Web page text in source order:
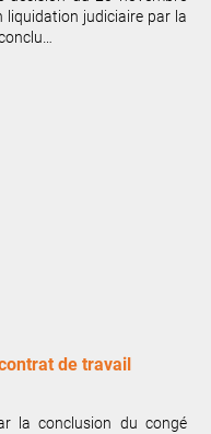
liquidation judiciaire par la
de travail
la conclusion du congé